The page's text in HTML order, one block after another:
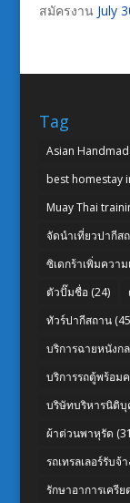
สมัครงาน July
Tag
Asian
best homestay
Muay Thai
จัดนำเที่ยวปากีส
ซิเดกร้าเพิ่มควา
ตัวปั๊มชื่อ(24)
ทัวร์ปากีสถาน
บริการฉายหนังก
บริการรถตู้พร้อม
บริษัทบริหารนิติ
ผ้าต่วนพาหุรัด
รถเทรลเลอร์รับจ้า
รักษาอาการเครี